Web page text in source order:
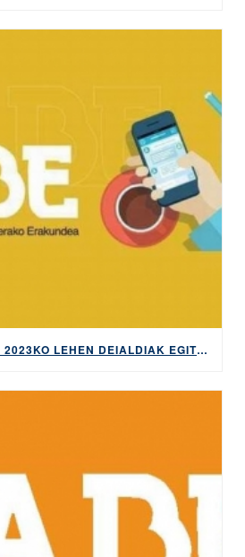
HABE AZTERKETAK 2023KO LEHEN DEIALDIAK EGITEKO MATRIKULA-EPEA, ZABALIK MARTXOAREN 27TIK APIRILAREN 4RA